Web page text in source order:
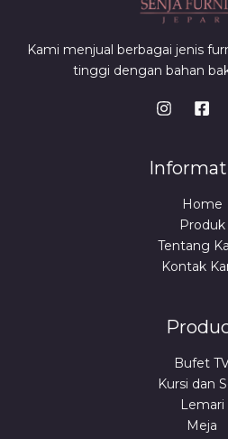
Kami menjual berbagai jenis
tinggi dengan bahan
Home
Produk
Tentang
Kontak
Bufet
Kursi dan
Lemari
Meja